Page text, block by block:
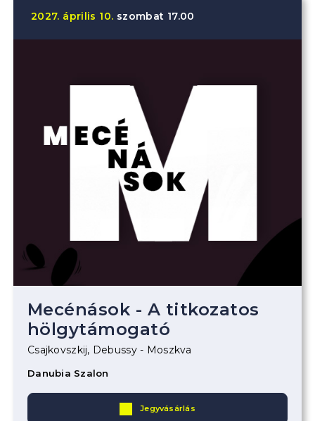
2027. április 10. szombat 17.00
Mecénások - A titkozatos
hölgytámogató
Csajkovszkij, Debussy - Moszkva
Danubia Szalon
Jegyvásárlás